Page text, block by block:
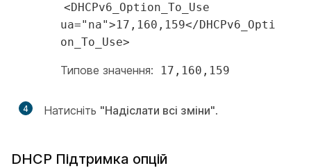
<DHCPv6_Option_To_Use
ua="na">17,160,159</DHCPv6_Opti
on_To_Use>
Типове значення: 17,160,159
4 Натисніть "Надіслати всі зміни".
DHCP Підтримка опцій